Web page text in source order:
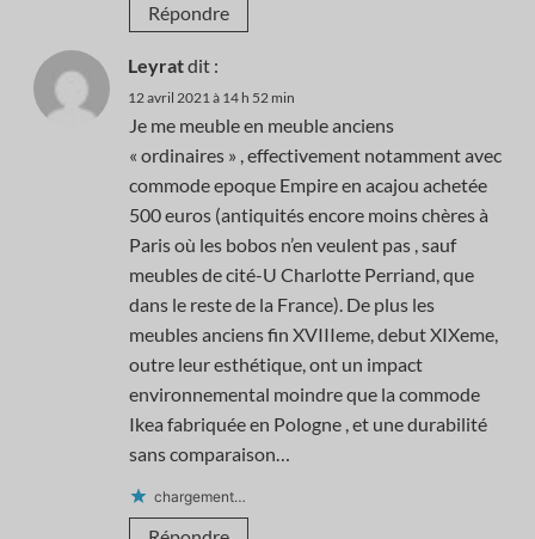
Répondre
Leyratdit :
12 avril 2021 à 14 h 52 min
Je me meuble en meuble anciens
« ordinaires » , effectivement notamment avec
commode epoque Empire en acajou achetée
500 euros (antiquités encore moins chères à
Paris où les bobos n’en veulent pas , sauf
meubles de cité-U Charlotte Perriand, que
dans le reste de la France). De plus les
meubles anciens fin XVIIIeme, debut XIXeme,
outre leur esthétique, ont un impact
environnemental moindre que la commode
Ikea fabriquée en Pologne , et une durabilité
sans comparaison…
chargement…